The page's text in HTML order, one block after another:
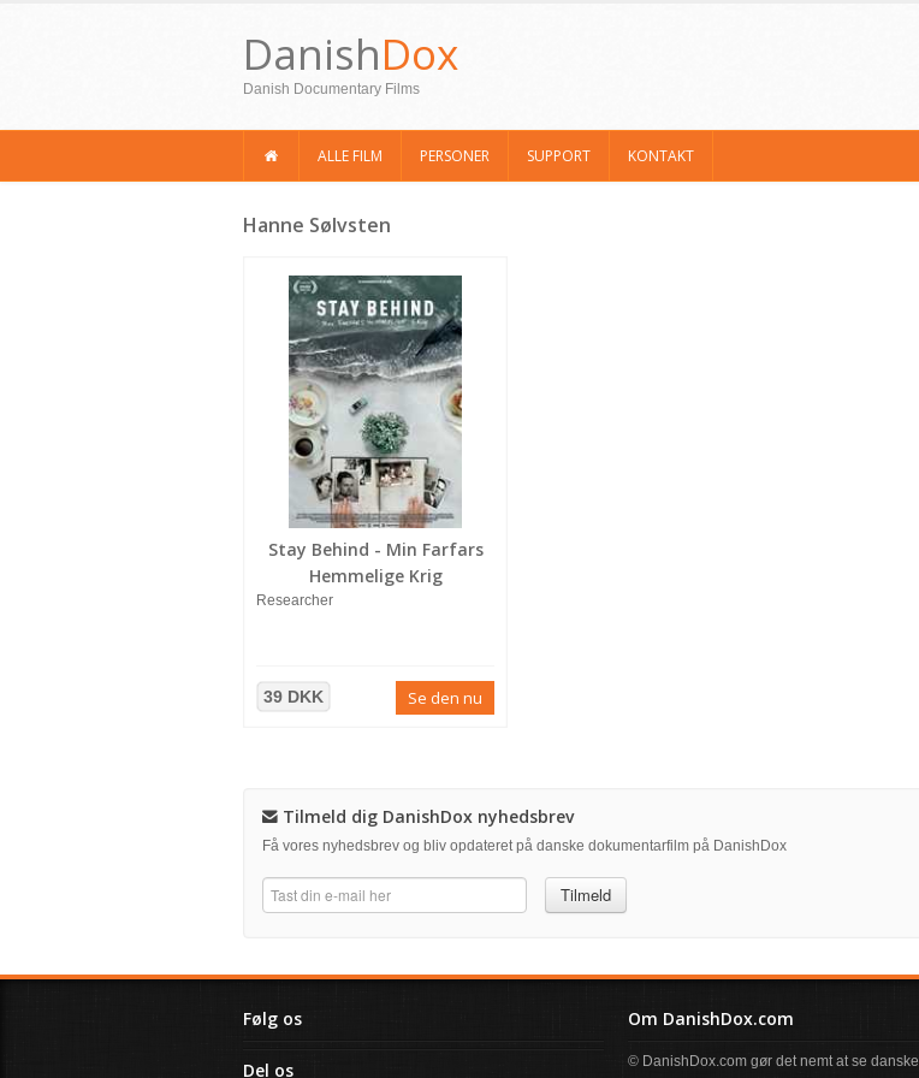
DanishDox
Danish Documentary Films
ALLE FILM PERSONER SUPPORT KONTAKT
Hanne Sølvsten
Stay Behind - Min Farfars
Hemmelige Krig
Researcher
39 DKK Se den nu
Tilmeld dig DanishDox nyhedsbrev
Få vores nyhedsbrev og bliv opdateret på danske dokumentarfilm på DanishDox
Tilmeld
Følg os
Del os
Om DanishDox.com
© DanishDox.com gør det nemt at se danske